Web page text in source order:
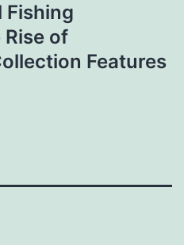
Fishing
of
Features